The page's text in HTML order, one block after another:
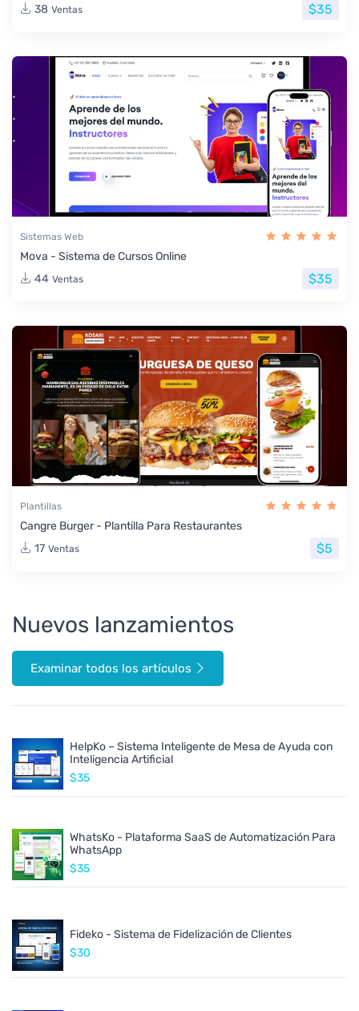
38 Ventas $35
Sistemas Web
Mova - Sistema de Cursos Online
44 Ventas $35
Plantillas
Cangre Burger - Plantilla Para Restaurantes
17 Ventas $5
Nuevos lanzamientos
Examinar todos los artículos
HelpKo – Sistema Inteligente de Mesa de Ayuda con
Inteligencia Artificial
$35
WhatsKo - Plataforma SaaS de Automatización Para
WhatsApp
$35
Fideko - Sistema de Fidelización de Clientes
$30